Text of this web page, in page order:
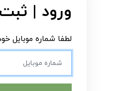
ورود |
لطفا شماره موبایل